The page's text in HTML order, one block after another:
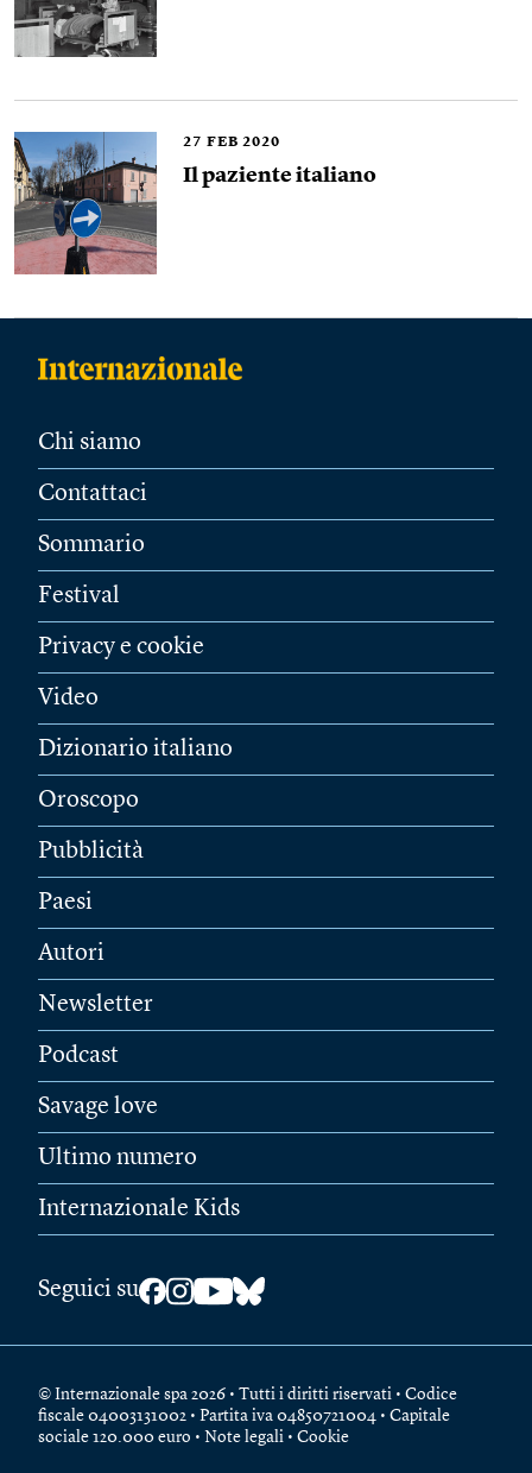
27 FEB 2020
Il paziente italiano
Chi siamo
Contattaci
Sommario
Festival
Privacy e cookie
Video
Dizionario italiano
Oroscopo
Pubblicità
Paesi
Autori
Newsletter
Podcast
Savage love
Ultimo numero
Internazionale Kids
Seguici su
© Internazionale spa 2026 • Tutti i diritti riservati • Codice
fiscale 04003131002 • Partita iva 04850721004 • Capitale
sociale 120.000 euro • Note legali • Cookie